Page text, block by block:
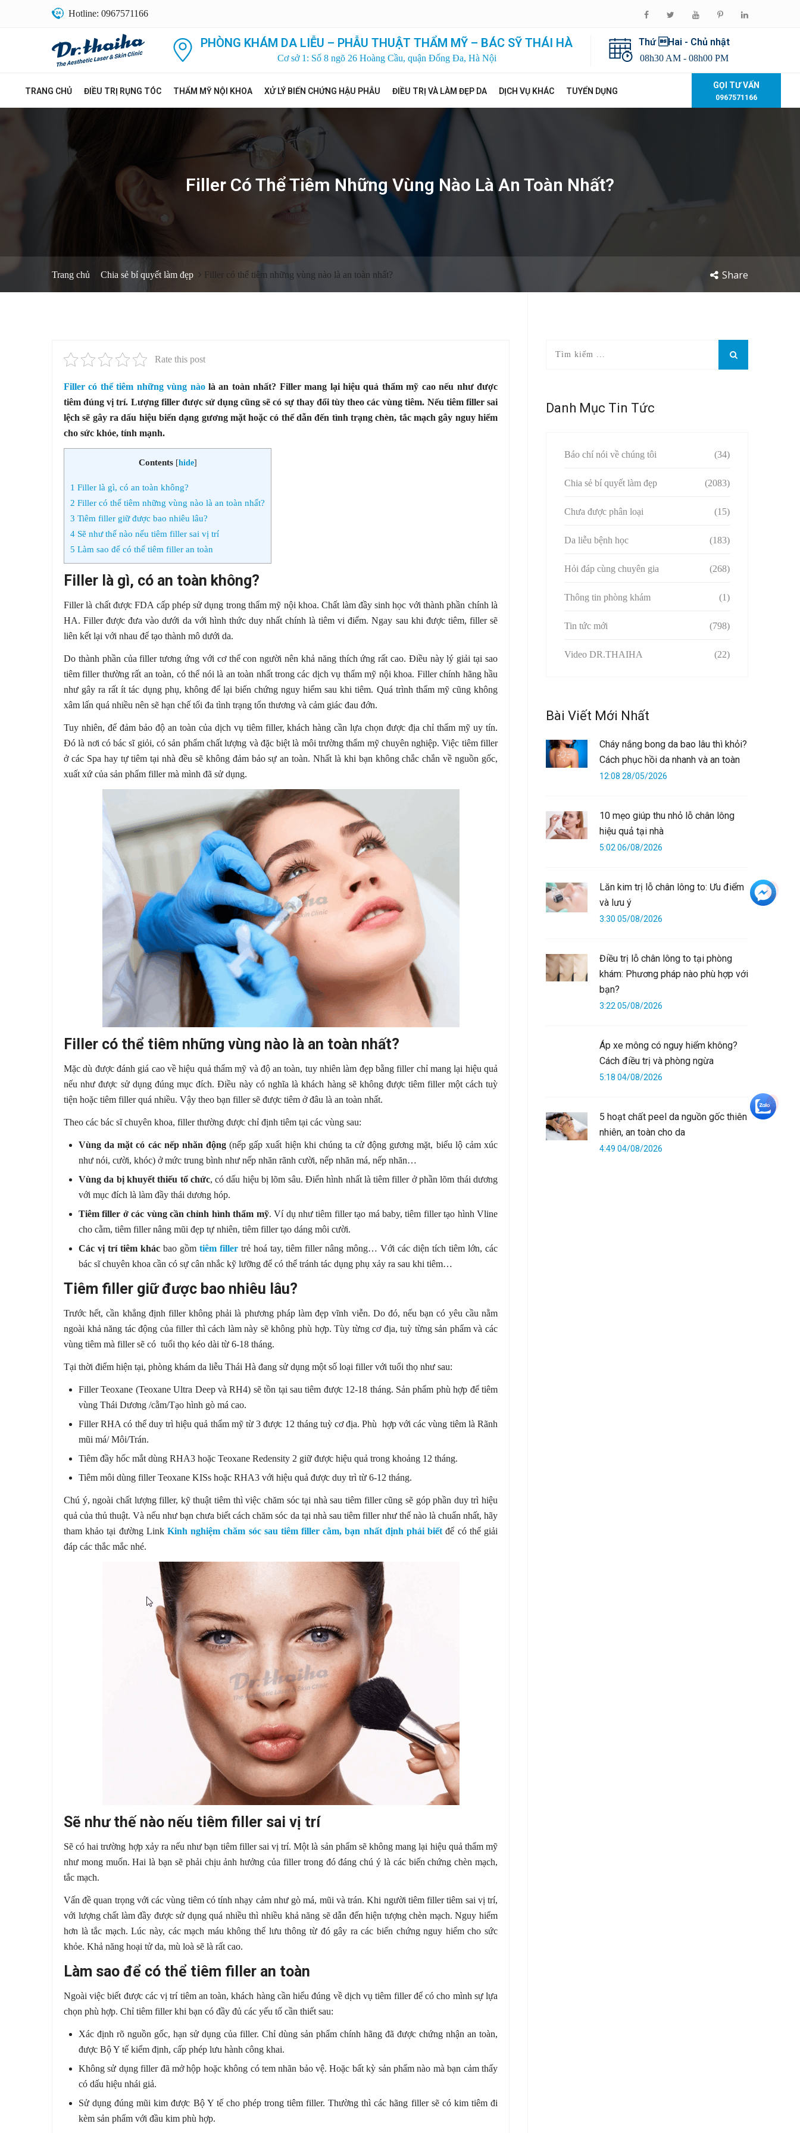
Hotline: 0967571166
PHÒNG KHÁM DA LIỄU – PHẪU THUẬT THẨM MỸ – BÁC SỸ THÁI HÀ
Cơ sở 1: Số 8 ngõ 26 Hoàng Cầu, quận Đống Đa, Hà Nội
Thứ Hai - Chủ nhật
08h30 AM - 08h00 PM
TRANG CHỦ ĐIỀU TRỊ RỤNG TÓC THẨM MỸ NỘI KHOA XỬ LÝ BIẾN CHỨNG HẬU PHẪU ĐIỀU TRỊ VÀ LÀM ĐẸP DA DỊCH VỤ KHÁC TUYỂN DỤNG
GỌI TƯ VẤN
0967571166
Filler Có Thể Tiêm Những Vùng Nào Là An Toàn Nhất?
Trang chủ Chia sẻ bí quyết làm đẹp Filler có thể tiêm những vùng nào là an toàn nhất? Share
Rate this post
Filler có thể tiêm những vùng nàolà an toàn nhất? Filler mang lại hiệu quả thẩm mỹ cao nếu như được
tiêm đúng vị trí. Lượng filler được sử dụng cũng sẽ có sự thay đổi tùy theo các vùng tiêm. Nếu tiêm filler sai
lệch sẽ gây ra dấu hiệu biến dạng gương mặt hoặc có thể dẫn đến tình trạng chèn, tắc mạch gây nguy hiểm
cho sức khỏe, tính mạnh.
Contents [hide]
1 Filler là gì, có an toàn không?
2 Filler có thể tiêm những vùng nào là an toàn nhất?
3 Tiêm filler giữ được bao nhiêu lâu?
4 Sẽ như thế nào nếu tiêm filler sai vị trí
5 Làm sao để có thể tiêm filler an toàn
Filler là gì, có an toàn không?
Filler là chất được FDA cấp phép sử dụng trong thẩm mỹ nội khoa. Chất làm đầy sinh học với thành phần chính là
HA. Filler được đưa vào dưới da với hình thức duy nhất chính là tiêm vi điểm. Ngay sau khi được tiêm, filler sẽ
liên kết lại với nhau để tạo thành mô dưới da.
Do thành phần của filler tương ứng với cơ thể con người nên khả năng thích ứng rất cao. Điều này lý giải tại sao
tiêm filler thường rất an toàn, có thể nói là an toàn nhất trong các dịch vụ thẩm mỹ nội khoa. Filler chính hãng hầu
như gây ra rất ít tác dụng phụ, không để lại biến chứng nguy hiểm sau khi tiêm. Quá trình thẩm mỹ cũng không
xâm lấn quá nhiều nên sẽ hạn chế tối đa tình trạng tổn thương và cảm giác đau đớn.
Tuy nhiên, để đảm bảo độ an toàn của dịch vụ tiêm filler, khách hàng cần lựa chọn được địa chỉ thẩm mỹ uy tín.
Đó là nơi có bác sĩ giỏi, có sản phẩm chất lượng và đặc biệt là môi trường thẩm mỹ chuyên nghiệp. Việc tiêm filler
ở các Spa hay tự tiêm tại nhà đều sẽ không đảm bảo sự an toàn. Nhất là khi bạn không chắc chắn về nguồn gốc,
xuất xứ của sản phẩm filler mà mình đã sử dụng.
Filler có thể tiêm những vùng nào là an toàn nhất?
Mặc dù được đánh giá cao về hiệu quả thẩm mỹ và độ an toàn, tuy nhiên làm đẹp bằng filler chỉ mang lại hiệu quả
nếu như được sử dụng đúng mục đích. Điều này có nghĩa là khách hàng sẽ không được tiêm filler một cách tuỳ
tiện hoặc tiêm filler quá nhiều. Vậy theo bạn filler sẽ được tiêm ở đâu là an toàn nhất.
Theo các bác sĩ chuyên khoa, filler thường được chỉ định tiêm tại các vùng sau:
Vùng da mặt có các nếp nhăn động(nếp gấp xuất hiện khi chúng ta cử động gương mặt, biểu lộ cảm xúc
như nói, cười, khóc) ở mức trung bình như nếp nhăn rãnh cười, nếp nhăn má, nếp nhăn…
Vùng da bị khuyết thiếu tổ chức, có dấu hiệu bị lõm sâu. Điển hình nhất là tiêm filler ở phần lõm thái dương
với mục đích là làm đầy thái dương hóp.
Tiêm filler ở các vùng cần chỉnh hình thẩm mỹ. Ví dụ như tiêm filler tạo má baby, tiêm filler tạo hình Vline
cho cằm, tiêm filler nâng mũi đẹp tự nhiên, tiêm filler tạo dáng môi cười.
Các vị trí tiêm khácbao gồm tiêm fillertrẻ hoá tay, tiêm filler nâng mông… Với các diện tích tiêm lớn, các
bác sĩ chuyên khoa cần có sự cân nhắc kỹ lưỡng để có thể tránh tác dụng phụ xảy ra sau khi tiêm…
Tiêm filler giữ được bao nhiêu lâu?
Trước hết, cần khẳng định filler không phải là phương pháp làm đẹp vĩnh viễn. Do đó, nếu bạn có yêu cầu nằm
ngoài khả năng tác động của filler thì cách làm này sẽ không phù hợp. Tùy từng cơ địa, tuỳ từng sản phẩm và các
vùng tiêm mà filler sẽ có tuổi thọ kéo dài từ 6-18 tháng.
Tại thời điểm hiện tại, phòng khám da liễu Thái Hà đang sử dụng một số loại filler với tuổi thọ như sau:
Filler Teoxane (Teoxane Ultra Deep và RH4) sẽ tồn tại sau tiêm được 12-18 tháng. Sản phẩm phù hợp để tiêm
vùng Thái Dương /cằm/Tạo hình gò má cao.
Filler RHA có thể duy trì hiệu quả thẩm mỹ từ 3 được 12 tháng tuỳ cơ địa. Phù hợp với các vùng tiêm là Rãnh
mũi má/ Môi/Trán.
Tiêm đầy hốc mắt dùng RHA3 hoặc Teoxane Redensity 2 giữ được hiệu quả trong khoảng 12 tháng.
Tiêm môi dùng filler Teoxane KISs hoặc RHA3 với hiệu quả được duy trì từ 6-12 tháng.
Chú ý, ngoài chất lượng filler, kỹ thuật tiêm thì việc chăm sóc tại nhà sau tiêm filler cũng sẽ góp phần duy trì hiệu
quả của thủ thuật. Và nếu như bạn chưa biết cách chăm sóc da tại nhà sau tiêm filler như thế nào là chuẩn nhất, hãy
tham khảo tại đường Link Kinh nghiệm chăm sóc sau tiêm filler cằm, bạn nhất định phải biếtđể có thể giải
đáp các thắc mắc nhé.
Sẽ như thế nào nếu tiêm filler sai vị trí
Sẽ có hai trường hợp xảy ra nếu như bạn tiêm filler sai vị trí. Một là sản phẩm sẽ không mang lại hiệu quả thẩm mỹ
như mong muốn. Hai là bạn sẽ phải chịu ảnh hưởng của filler trong đó đáng chú ý là các biến chứng chèn mạch,
tắc mạch.
Vấn đề quan trọng với các vùng tiêm có tính nhạy cảm như gò má, mũi và trán. Khi người tiêm filler tiêm sai vị trí,
với lượng chất làm đầy được sử dụng quá nhiều thì nhiều khả năng sẽ dẫn đến hiện tượng chèn mạch. Nguy hiểm
hơn là tắc mạch. Lúc này, các mạch máu không thể lưu thông từ đó gây ra các biến chứng nguy hiểm cho sức
khỏe. Khả năng hoại tử da, mù loà sẽ là rất cao.
Làm sao để có thể tiêm filler an toàn
Ngoài việc biết được các vị trí tiêm an toàn, khách hàng cần hiểu đúng về dịch vụ tiêm filler để có cho mình sự lựa
chọn phù hợp. Chỉ tiêm filler khi bạn có đầy đủ các yếu tố cần thiết sau:
Xác định rõ nguồn gốc, hạn sử dụng của filler. Chỉ dùng sản phẩm chính hãng đã được chứng nhận an toàn,
được Bộ Y tế kiểm định, cấp phép lưu hành công khai.
Không sử dụng filler đã mở hộp hoặc không có tem nhãn bảo vệ. Hoặc bất kỳ sản phẩm nào mà bạn cảm thấy
có dấu hiệu nhái giả.
Sử dụng đúng mũi kim được Bộ Y tế cho phép trong tiêm filler. Thường thì các hãng filler sẽ có kim tiêm đi
kèm sản phẩm với đầu kim phù hợp.
Danh Mục Tin Tức
Báo chí nói về chúng tôi (34)
Chia sẻ bí quyết làm đẹp (2083)
Chưa được phân loại (15)
Da liễu bệnh học (183)
Hỏi đáp cùng chuyên gia (268)
Thông tin phòng khám (1)
Tin tức mới (798)
Video DR.THAIHA (22)
Bài Viết Mới Nhất
Cháy nắng bong da bao lâu thì khỏi?
Cách phục hồi da nhanh và an toàn
12:08 28/05/2026
10 mẹo giúp thu nhỏ lỗ chân lông
hiệu quả tại nhà
5:02 06/08/2026
Lăn kim trị lỗ chân lông to: Ưu điểm
và lưu ý
3:30 05/08/2026
Điều trị lỗ chân lông to tại phòng
khám: Phương pháp nào phù hợp với
bạn?
3:22 05/08/2026
Áp xe mông có nguy hiểm không?
Cách điều trị và phòng ngừa
5:18 04/08/2026
5 hoạt chất peel da nguồn gốc thiên
nhiên, an toàn cho da
4:49 04/08/2026
+3
+5